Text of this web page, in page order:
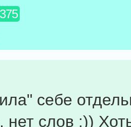
себе
нет слов :))